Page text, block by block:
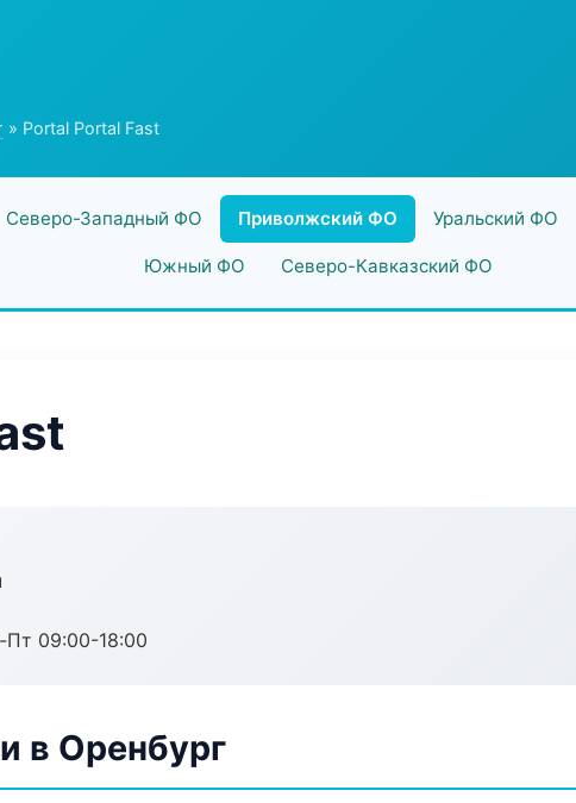
» Portal Portal Fast
Северо-Западный ФО Приволжский ФО Уральский ФО
Южный ФО Северо-Кавказский ФО
09:00-18:00
в Оренбург